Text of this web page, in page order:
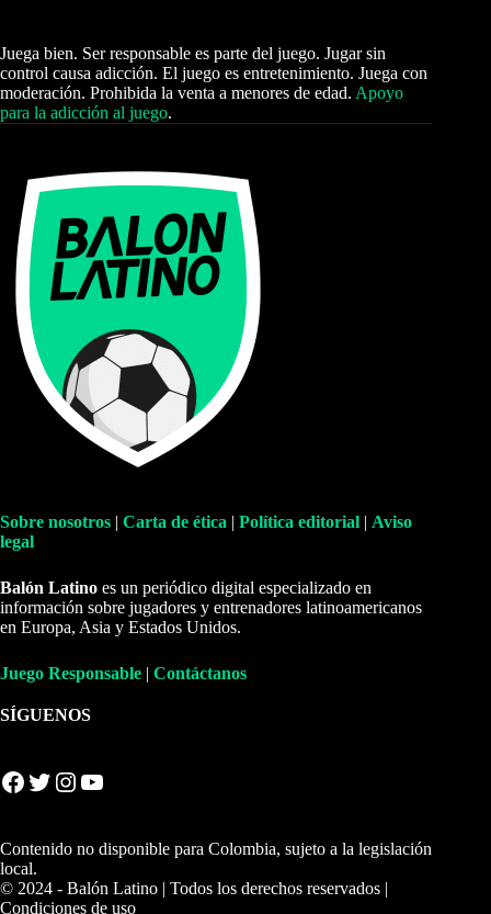
Juega bien. Ser responsable es parte del juego. Jugar sin
control causa adicción. El juego es entretenimiento. Juega con
moderación. Prohibida la venta a menores de edad. Apoyo
para la adicción al juego.
Sobre nosotros | Carta de ética | Política editorial | Aviso
legal
Balón Latino es un periódico digital especializado en
información sobre jugadores y entrenadores latinoamericanos
en Europa, Asia y Estados Unidos.
Juego Responsable | Contáctanos
SÍGUENOS
Facebook Twitter Instagram YouTube
Contenido no disponible para Colombia, sujeto a la legislación
local.
© 2024 - Balón Latino | Todos los derechos reservados |
Condiciones de uso